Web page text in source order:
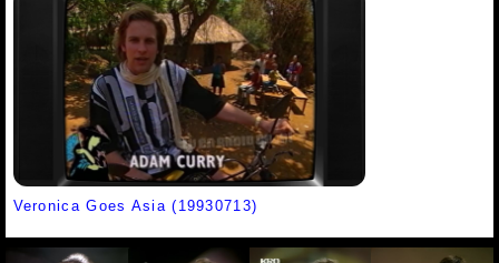
Veronica Goes Asia (19930713)